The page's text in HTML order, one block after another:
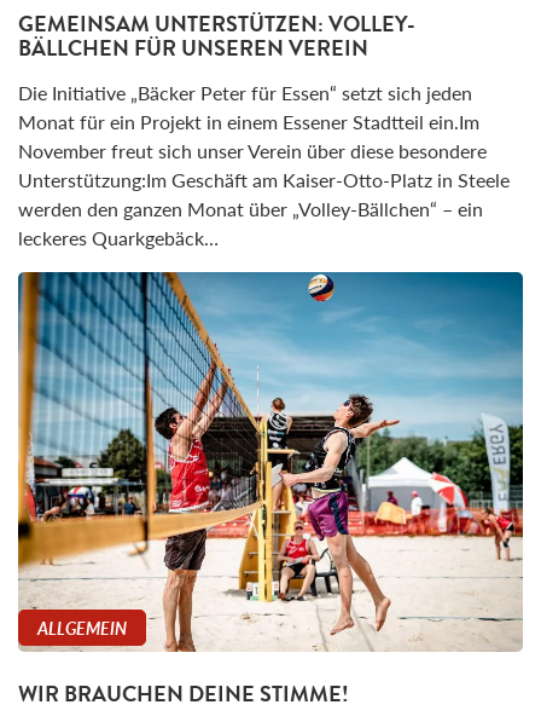
GEMEINSAM UNTERSTÜTZEN: VOLLEY-
BÄLLCHEN FÜR UNSEREN VEREIN
Die Initiative „Bäcker Peter für Essen“ setzt sich jeden
Monat für ein Projekt in einem Essener Stadtteil ein.Im
November freut sich unser Verein über diese besondere
Unterstützung:Im Geschäft am Kaiser-Otto-Platz in Steele
werden den ganzen Monat über „Volley-Bällchen“ – ein
leckeres Quarkgebäck…
ALLGEMEIN
WIR BRAUCHEN DEINE STIMME!